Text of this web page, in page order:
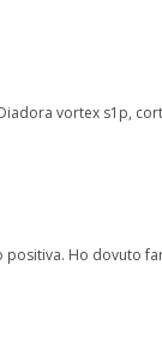
vortex s1p,
Ho dovuto